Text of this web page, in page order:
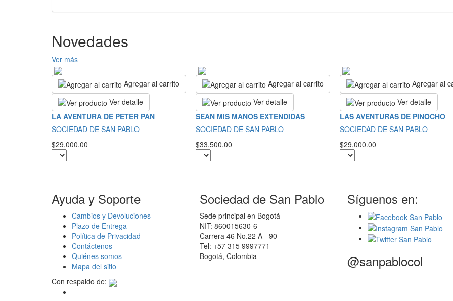
Novedades
Ver más
Agregar al carrito
Ver detalle
LA AVENTURA DE PETER PAN
SOCIEDAD DE SAN PABLO
$29,000.00
Agregar al carrito
Ver detalle
SEAN MIS MANOS EXTENDIDAS
SOCIEDAD DE SAN PABLO
$33,500.00
Agregar al
Ver detalle
LAS AVENTURAS DE PINOCHO
SOCIEDAD DE SAN PABLO
$29,000.00
Ayuda y Soporte
Cambios y Devoluciones
Plazo de Entrega
Política de Privacidad
Contáctenos
Quiénes somos
Mapa del sitio
Sociedad de San Pablo
Sede principal en Bogotá
NIT: 860015630-6
Carrera 46 No.22 A - 90
Tel: +57 315 9997771
Bogotá, Colombia
Síguenos en:
@sanpablocol
Con respaldo de: